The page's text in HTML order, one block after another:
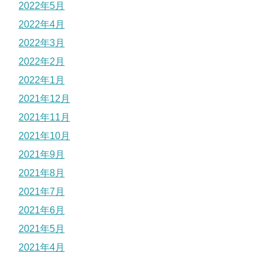
2022年5月
2022年4月
2022年3月
2022年2月
2022年1月
2021年12月
2021年11月
2021年10月
2021年9月
2021年8月
2021年7月
2021年6月
2021年5月
2021年4月